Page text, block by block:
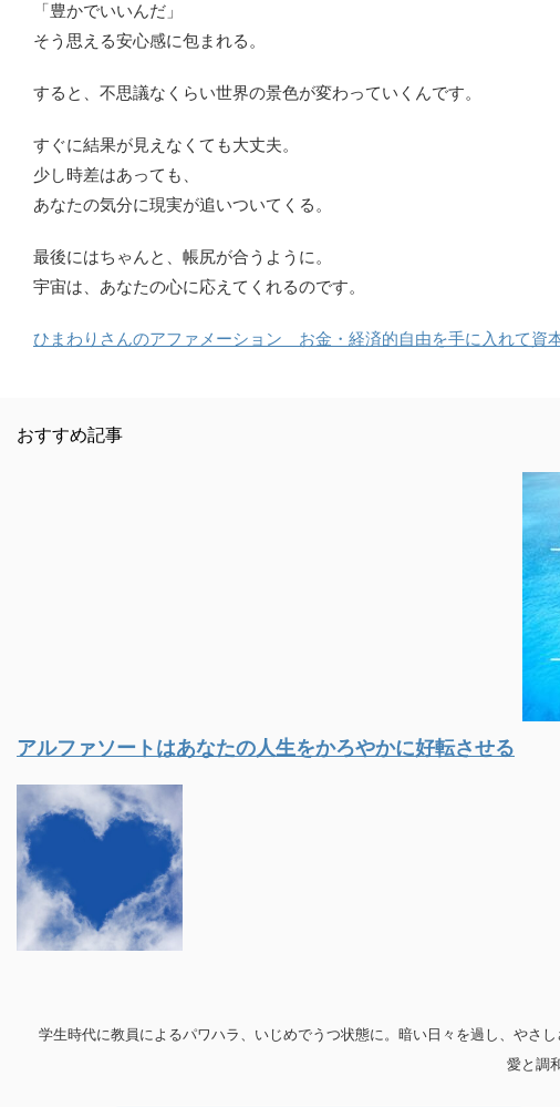
「豊かでいいんだ」
そう思える安心感に包まれる。
すると、不思議なくらい世界の景色が変わっていくんです。
すぐに結果が見えなくても大丈夫。
少し時差はあっても、
あなたの気分に現実が追いついてくる。
最後にはちゃんと、帳尻が合うように。
宇宙は、あなたの心に応えてくれるのです。
ひまわりさんのアファメーション お金・経済的自由を手に入れて資
おすすめ記事
アルファソートはあなたの人生をかろやかに好転させる
学生時代に教員によるパワハラ、いじめでうつ状態に。暗い日々を過し、やさ
愛と調